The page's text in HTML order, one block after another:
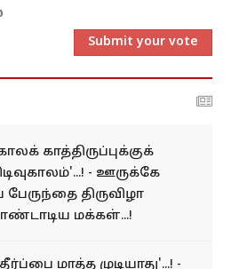
Submit your vote
காத்திருப்புக்குக்
- ஊருக்கே
பேருந்தை திருவிழா
மக்கள்...!
மாத்த முடியாது'...! -